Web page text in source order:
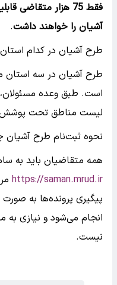
فقط 75 هزار
آشیان را خواهند داشت.
طرح آشیان در کدام
طرح آشیان در سه استان
است. طبق وعده مسئولان،
لیست مناطق تحت پوشش
نحوه ثبت‌نام طرح آشیان
همه متقاضیان باید به
https://saman.mrud.ir
پیگیری پرونده‌ها به
انجام می‌شود و نیازی به
نیست.